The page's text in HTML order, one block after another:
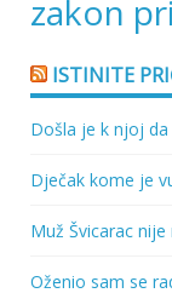
zakon
ISTINITE
Došla je k njoj
Dječak kome je
Muž Švicarac
Oženio sam se